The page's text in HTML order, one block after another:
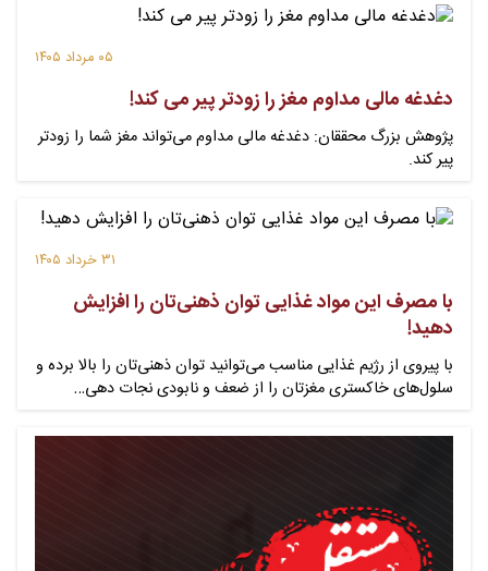
۰۵ مرداد ۱۴۰۵
دغدغه مالی مداوم مغز را زودتر پیر می کند!
پژوهش بزرگ محققان: دغدغه مالی مداوم می‌تواند مغز شما را زودتر
پیر کند.
۳۱ خرداد ۱۴۰۵
با مصرف این مواد غذایی توان ذهنی‌تان را افزایش
دهید!
با پیروی از رژیم غذایی مناسب می‌توانید توان ذهنی‌تان را بالا برده و
سلول‌های خاکستری مغزتان را از ضعف و نابودی نجات دهی…